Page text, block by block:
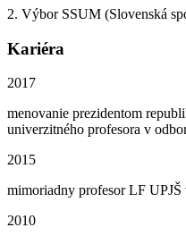
2. Výbor SSUM (Slovenská
Kariéra
2017
menovanie prezidentom
univerzitného profesora v
2015
mimoriadny profesor LF
2010